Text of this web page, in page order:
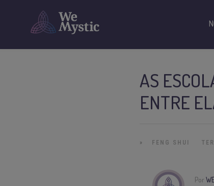
AS
ENTRE
» FENG SHUI
Por